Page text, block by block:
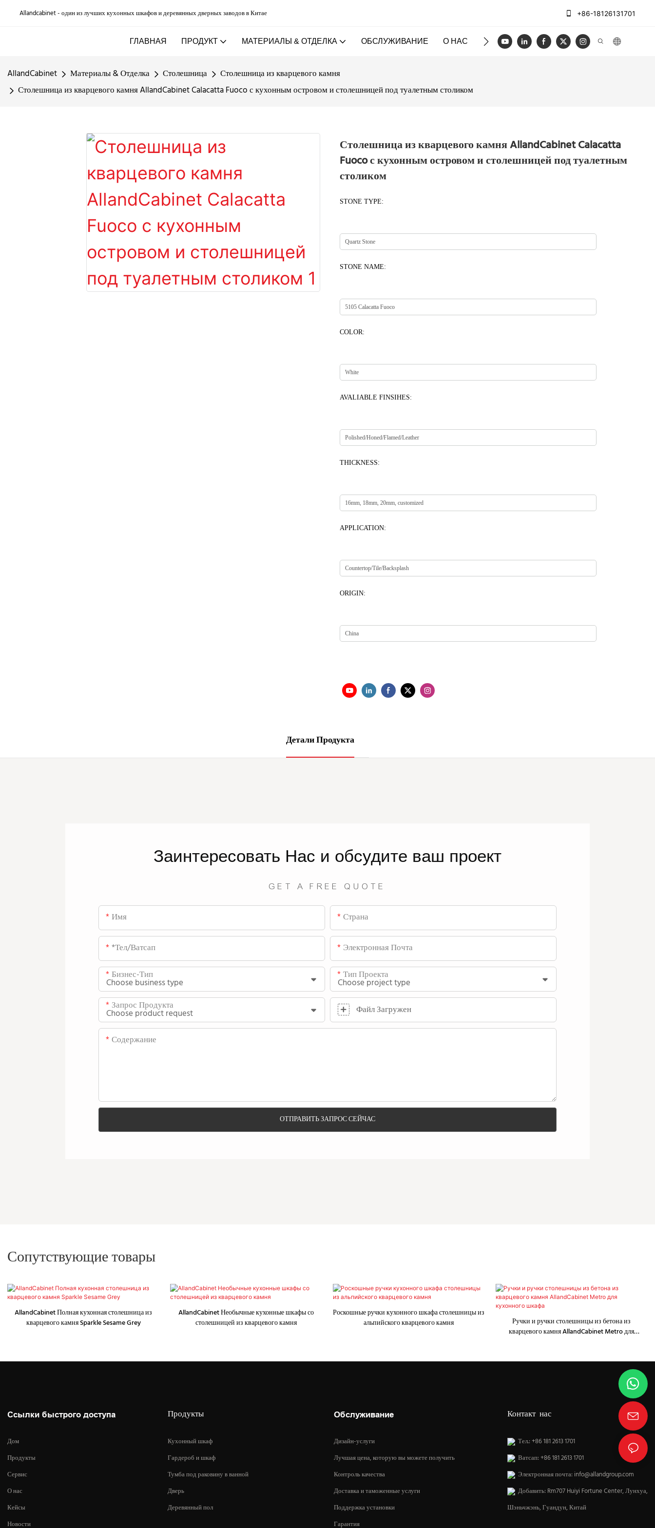
Allandcabinet - один из лучших кухонных шкафов и деревянных дверных заводов в Китае +86-18126131701
ГЛАВНАЯ ПРОДУКТ МАТЕРИАЛЫ & ОТДЕЛКА ОБСЛУЖИВАНИЕ О НАС ЧЕХЛЫ БЛОГ ВИДЕО
AllandCabinet Материалы & Отделка Столешница
Столешница из кварцевого камня
Столешница из кварцевого камня AllandCabinet Calacatta Fuoco с кухонным островом и столешницей под туалетным столиком
Столешница из кварцевого камня AllandCabinet Calacatta
Fuoco с кухонным островом и столешницей под туалетным
столиком
STONE TYPE:
STONE NAME:
COLOR:
AVALIABLE FINSIHES:
THICKNESS:
APPLICATION:
ORIGIN:
Детали Продукта
Заинтересовать Нас и обсудите ваш проект
GET A FREE QUOTE
Имя Страна
*тел/ватсап Электронная Почта
Бизнес-Тип Тип Проекта
Запрос Продукта Файл Загружен
Содержание
ОТПРАВИТЬ ЗАПРОС СЕЙЧАС
Сопутствующие товары
AllandCabinet Полная кухонная столешница из
кварцевого камня Sparkle Sesame Grey
AllandCabinet Необычные кухонные шкафы со
столешницей из кварцевого камня
Роскошные ручки кухонного шкафа столешницы из
альпийского кварцевого камня
Ручки и ручки столешницы из бетона из
кварцевого камня AllandCabinet Metro для
Ссылки быстрого доступа
Дом
Продукты
Сервис
О нас
Кейсы
Новости
Продукты
Кухонный шкаф
Гардероб и шкаф
Тумба под раковину в ванной
Дверь
Деревянный пол
Обслуживание
Дизайн-услуги
Лучшая цена, которую вы можете получить
Контроль качества
Доставка и таможенные услуги
Поддержка установки
Гарантия
Контакт нас
Тел.: +86 181 2613 1701
Ватсап: +86 181 2613 1701
Электронная почта: info@allandgroup.com
Добавить: Rm707 Huiyi Fortune Center, Лунхуа,
Шэньчжэнь, Гуандун, Китай